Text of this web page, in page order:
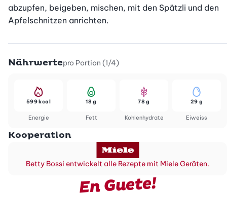
abzupfen, beigeben, mischen, mit den Spätzli und den
Apfelschnitzen anrichten.
Nährwertepro Portion (1/4)
Energie
599 kcal
Fett
18 g
Kohlenhydrate
78 g
Eiweiss
29 g
Kooperation
Betty Bossi entwickelt alle Rezepte mit Miele Geräten.
En Guete!